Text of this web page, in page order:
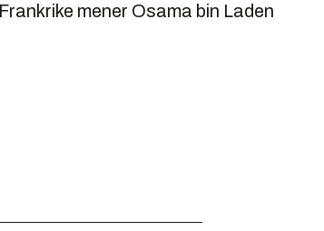
mener Osama bin Laden